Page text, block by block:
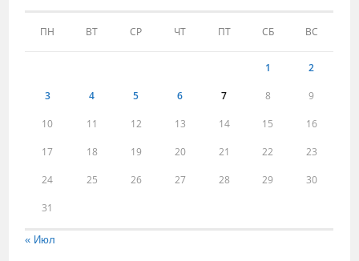
ПН ВТ СР ЧТ ПТ СБ ВС
1 2
3 4 5 6 7 8 9
10 11 12 13 14 15 16
17 18 19 20 21 22 23
24 25 26 27 28 29 30
31
« Июл